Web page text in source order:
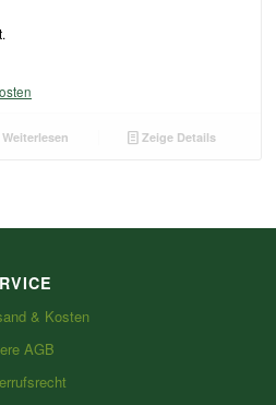
Weiterlesen Zeige Details
& Kosten
AGB